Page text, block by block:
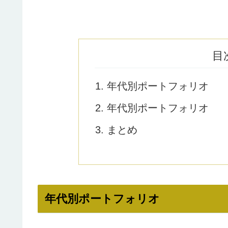
目
年代別ポートフォリオ
年代別ポートフォリオ
まとめ
年代別ポートフォリオ